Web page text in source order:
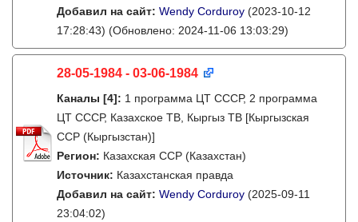
Добавил на сайт: Wendy Corduroy (2023-10-12
17:28:43) (Обновлено: 2024-11-06 13:03:29)
28-05-1984 - 03-06-1984
Каналы [4]: 1 программа ЦТ СССР, 2 программа
ЦТ СССР, Казахское ТВ, Кыргыз ТВ [Кыргызская
ССР (Кыргызстан)]
Регион: Казахская ССР (Казахстан)
Источник: Казахстанская правда
Добавил на сайт: Wendy Corduroy (2025-09-11
23:04:02)